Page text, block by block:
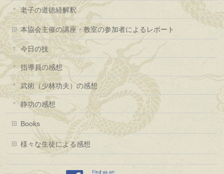
老子の道徳経解釈
本協会主催の講座・教室の参加者によるレポート
今日の技
指導員の感想
武術（少林功夫）の感想
静功の感想
Books
様々な生徒による感想